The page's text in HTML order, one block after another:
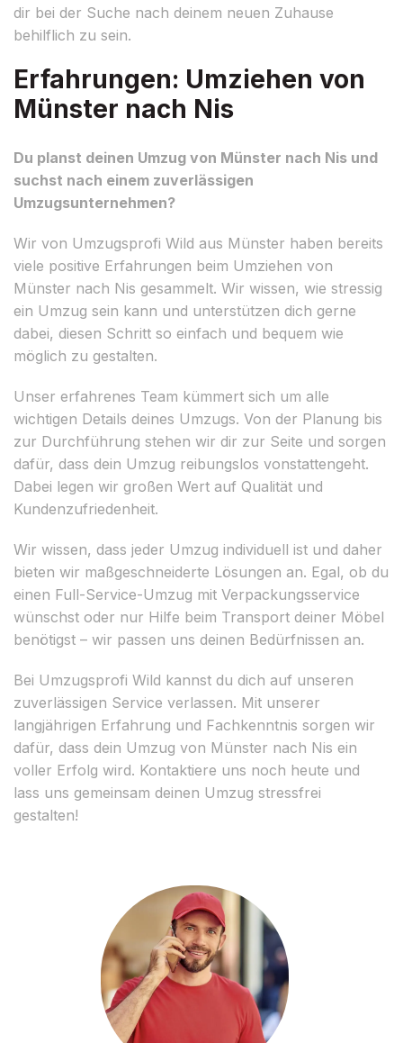
dir bei der Suche nach deinem neuen Zuhause
behilflich zu sein.
Erfahrungen: Umziehen von
Münster nach Nis
Du planst deinen Umzug von Münster nach Nis und
suchst nach einem zuverlässigen
Umzugsunternehmen?
Wir von Umzugsprofi Wild aus Münster haben bereits
viele positive Erfahrungen beim Umziehen von
Münster nach Nis gesammelt. Wir wissen, wie stressig
ein Umzug sein kann und unterstützen dich gerne
dabei, diesen Schritt so einfach und bequem wie
möglich zu gestalten.
Unser erfahrenes Team kümmert sich um alle
wichtigen Details deines Umzugs. Von der Planung bis
zur Durchführung stehen wir dir zur Seite und sorgen
dafür, dass dein Umzug reibungslos vonstattengeht.
Dabei legen wir großen Wert auf Qualität und
Kundenzufriedenheit.
Wir wissen, dass jeder Umzug individuell ist und daher
bieten wir maßgeschneiderte Lösungen an. Egal, ob du
einen Full-Service-Umzug mit Verpackungsservice
wünschst oder nur Hilfe beim Transport deiner Möbel
benötigst – wir passen uns deinen Bedürfnissen an.
Bei Umzugsprofi Wild kannst du dich auf unseren
zuverlässigen Service verlassen. Mit unserer
langjährigen Erfahrung und Fachkenntnis sorgen wir
dafür, dass dein Umzug von Münster nach Nis ein
voller Erfolg wird. Kontaktiere uns noch heute und
lass uns gemeinsam deinen Umzug stressfrei
gestalten!